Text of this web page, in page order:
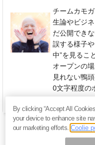
チームカモ
生論やビジ
だ公開でき
誤する様子
中”を見るこ
オープンの
見れない鴨
0文字程度の
By clicking “Accept All
your device to enhance site
our marketing efforts.Coolie